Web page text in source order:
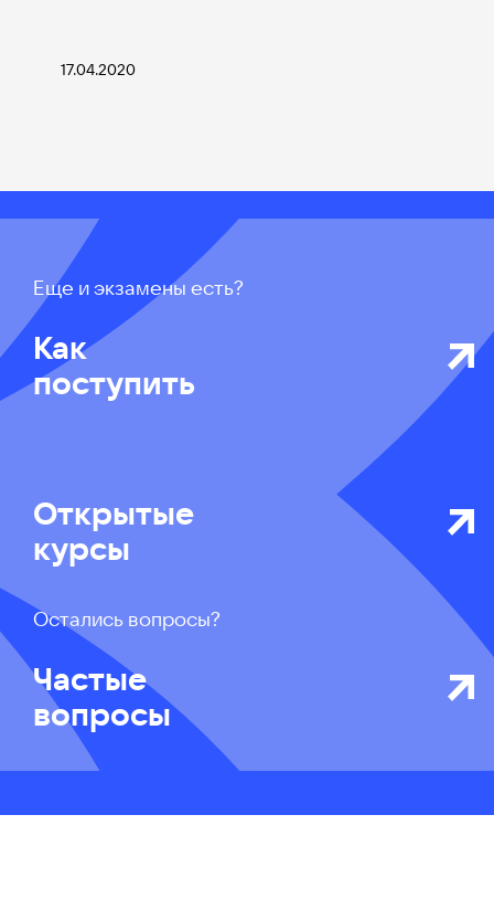
17.04.2020
Еще и экзамены есть?
Как
поступить
Открытые
курсы
Остались вопросы?
Частые
вопросы